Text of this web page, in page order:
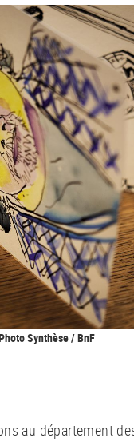
Synthèse / BnF
au département